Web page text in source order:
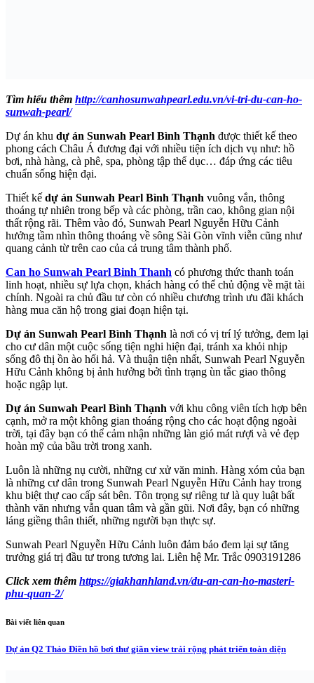
Tìm hiểu thêm http://canhosunwahpearl.edu.vn/vi-tri-du-can-ho-
sunwah-pearl/
Dự án khu dự án Sunwah Pearl Bình Thạnh được thiết kế theo
phong cách Châu Á đương đại với nhiều tiện ích dịch vụ như: hồ
bơi, nhà hàng, cà phê, spa, phòng tập thể dục… đáp ứng các tiêu
chuẩn sống hiện đại.
Thiết kế dự án Sunwah Pearl Bình Thạnh vuông vắn, thông
thoáng tự nhiên trong bếp và các phòng, trần cao, không gian nội
thất rộng rãi. Thêm vào đó, Sunwah Pearl Nguyễn Hữu Cảnh
hưởng tầm nhìn thông thoáng về sông Sài Gòn vĩnh viễn cũng như
quang cảnh từ trên cao của cả trung tâm thành phố.
Can ho Sunwah Pearl Binh Thanh có phương thức thanh toán
linh hoạt, nhiều sự lựa chọn, khách hàng có thể chủ động về mặt tài
chính. Ngoài ra chủ đầu tư còn có nhiều chương trình ưu đãi khách
hàng mua căn hộ trong giai đoạn hiện tại.
Dự án Sunwah Pearl Bình Thạnh là nơi có vị trí lý tưởng, đem lại
cho cư dân một cuộc sống tiện nghi hiện đại, tránh xa khỏi nhịp
sống đô thị ồn ào hối hả. Và thuận tiện nhất, Sunwah Pearl Nguyễn
Hữu Cảnh không bị ảnh hưởng bởi tình trạng ùn tắc giao thông
hoặc ngập lụt.
Dự án Sunwah Pearl Bình Thạnh với khu công viên tích hợp bên
cạnh, mở ra một không gian thoáng rộng cho các hoạt động ngoài
trời, tại đây bạn có thể cảm nhận những làn gió mát rượi và vẻ đẹp
hoàn mỹ của bầu trời trong xanh.
Luôn là những nụ cười, những cư xử văn minh. Hàng xóm của bạn
là những cư dân trong Sunwah Pearl Nguyễn Hữu Cảnh hay trong
khu biệt thự cao cấp sát bên. Tôn trọng sự riêng tư là quy luật bất
thành văn nhưng vẫn quan tâm và gần gũi. Nơi đây, bạn có những
láng giềng thân thiết, những người bạn thực sự.
Sunwah Pearl Nguyễn Hữu Cảnh luôn đảm bảo đem lại sự tăng
trưởng giá trị đầu tư trong tương lai. Liên hệ Mr. Trắc 0903191286
Click xem thêm https://giakhanhland.vn/du-an-can-ho-masteri-
phu-quan-2/
Bài viết liên quan
Dự án Q2 Thảo Điền hồ bơi thư giãn view trải rộng phát triển toàn diện